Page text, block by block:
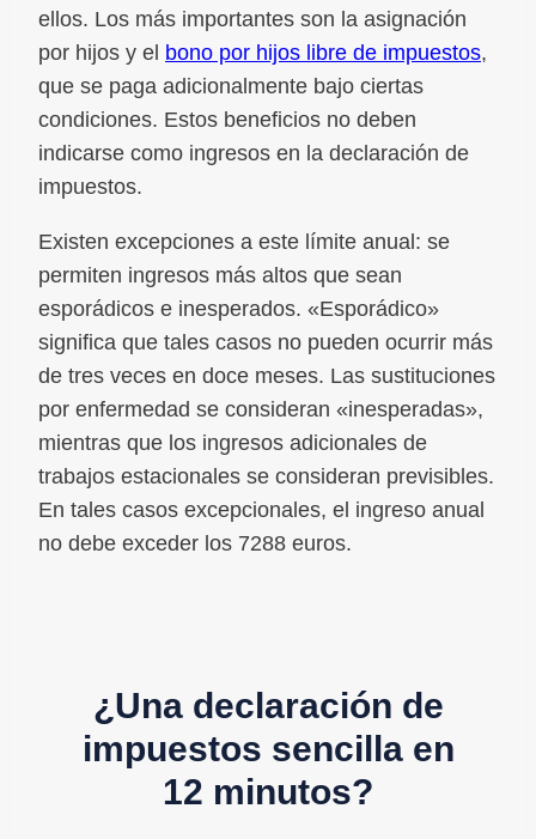
ellos. Los más importantes son la asignación
por hijos y el bono por hijos libre de impuestos,
que se paga adicionalmente bajo ciertas
condiciones. Estos beneficios no deben
indicarse como ingresos en la declaración de
impuestos.
Existen excepciones a este límite anual: se
permiten ingresos más altos que sean
esporádicos e inesperados. «Esporádico»
significa que tales casos no pueden ocurrir más
de tres veces en doce meses. Las sustituciones
por enfermedad se consideran «inesperadas»,
mientras que los ingresos adicionales de
trabajos estacionales se consideran previsibles.
En tales casos excepcionales, el ingreso anual
no debe exceder los 7288 euros.
¿Una declaración de
impuestos sencilla en
12 minutos?